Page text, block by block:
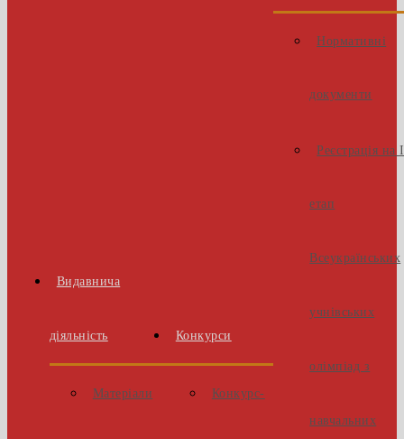
Видавнича
діяльність
Матеріали
Конкурси
Конкурс-
Нормативні
документи
Реєстрація на І
етап
Всеукраїнських
учнівських
олімпіад з
навчальних